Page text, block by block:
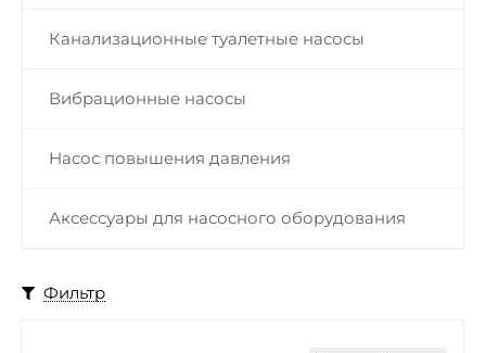
Канализационные туалетные насосы
Вибрационные насосы
Насос повышения давления
Аксессуары для насосного оборудования
Фильтр